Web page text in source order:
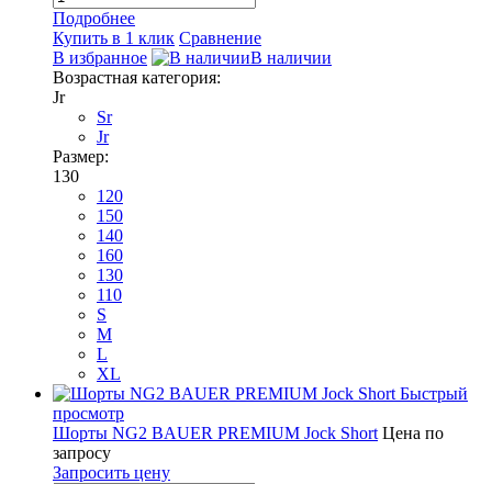
Подробнее
Купить в 1 клик Сравнение
В избранное
В наличии
Возрастная категория:
Jr
Sr
Jr
Размер:
130
120
150
140
160
130
110
S
M
L
XL
Быстрый
просмотр
Шорты NG2 BAUER PREMIUM Jock Short Цена по
запросу
Запросить цену